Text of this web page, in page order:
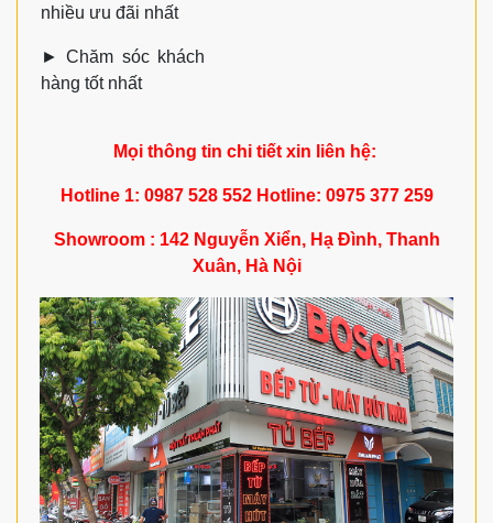
nhiều ưu đãi nhất
►Chăm sóc khách
hàng tốt nhất
Mọi thông tin chi tiết xin liên hệ:
Hotline 1: 0987 528 552 Hotline: 0975 377 259
Showroom : 142 Nguyễn Xiển, Hạ Đình, Thanh
Xuân, Hà Nội